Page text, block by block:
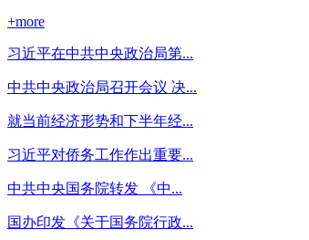
+more
习近平在中共中央政治局第...
中共中央政治局召开会议 决...
就当前经济形势和下半年经...
习近平对侨务工作作出重要...
中共中央国务院转发 《中...
国办印发《关于国务院行政...